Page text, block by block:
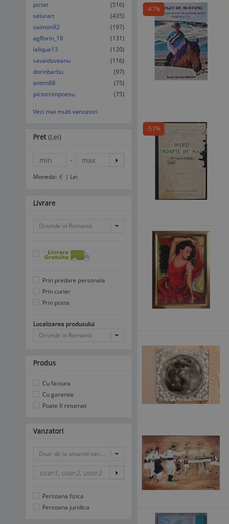
-47%
-57%
pictat
(516)
selurart
(435)
saimon92
(197)
agflorin_18
(131)
lalique13
(120)
savaidoveanu
(116)
dorinbarbu
(97)
antim88
(75)
pictorcimpoesu
(75)
Vezi mai multi vanzatori
Pret (Lei)
-
Moneda: € | Lei
Livrare
Oriunde in Romania
Prin predare personala
Prin curier
Prin posta
Localizarea produsului
Oriunde in Romania
Produs
Cu factura
Cu garantie
Poate fi returnat
Vanzatori
Doar de la anumiti vanzatori
Persoana fizica
Persoana juridica